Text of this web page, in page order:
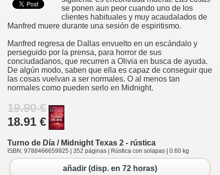
se ponen aun peor cuando uno de los
clientes habituales y muy acaudalados de
Manfred muere durante una sesión de espiritismo.
Manfred regresa de Dallas envuelto en un escándalo y
perseguido por la prensa, para horror de sus
conciudadanos, que recurren a Olivia en busca de ayuda.
De algún modo, saben que ella es capaz de conseguir que
las cosas vuelvan a ser normales. O al menos tan
normales como pueden serlo en Midnight.
19.90 €
18.91 €
Turno de Día / Midnight Texas 2 - rústica
ISBN: 9788466659925 | 352 páginas | Rústica con solapas | 0.60 kg
añadir (disp. en 72 horas)